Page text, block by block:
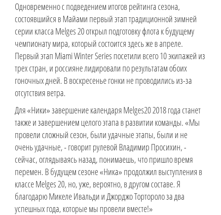
Одновременно с подведением итогов рейтинга сезона,
состоявшийся в Майами первый этап традиционной зимней
серии класса Melges 20 открыл подготовку флота к будущему
чемпионату мира, который состоится здесь же в апреле.
Первый этап Miami Winter Series посетили всего 10 экипажей из
трех стран, и россияне лидировали по результатам обоих
гоночных дней. В воскресенье гонки не проводились из-за
отсутствия ветра.
Для «Ники» завершение календаря Melges20 2018 года станет
также и завершением целого этапа в развитии команды. «Мы
провели сложный сезон, были удачные этапы, были и не
очень удачные, - говорит рулевой Владимир Просихин, -
сейчас, оглядываясь назад, понимаешь, что пришло время
перемен. В будущем сезоне «Ника» продолжил выступления в
классе Melges 20, но, уже, вероятно, в другом составе. Я
благодарю Микеле Ивальди и Джорджо Тортороло за два
успешных года, которые мы провели вместе!»